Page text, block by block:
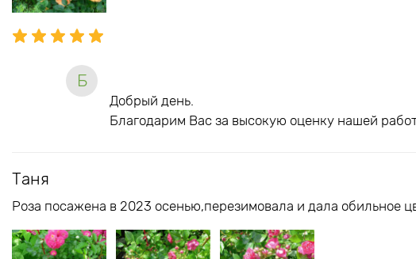
Б
Добрый день.
Благодарим Вас за высокую оценку нашей
Таня
Роза посажена в 2023 осенью,перезимовала и дала обильное